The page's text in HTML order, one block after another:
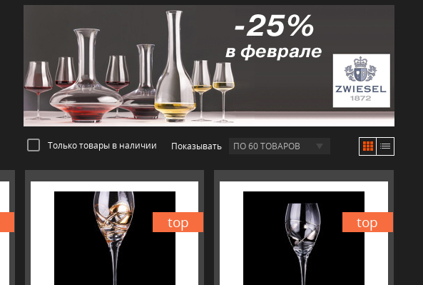
Только товары в наличии Показывать ПО 60 ТОВАРОВ
top top